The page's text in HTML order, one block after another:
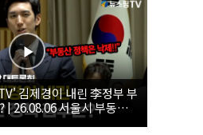
김제경이 내린 李정부 부
| 26.08.06 서울시 부동산